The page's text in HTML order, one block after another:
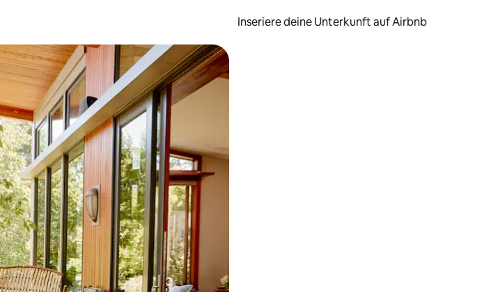
Inseriere deine Unterkunft auf Airbnb
oder erkunde die Ergebnisse durch Berühren oder Wischgesten.